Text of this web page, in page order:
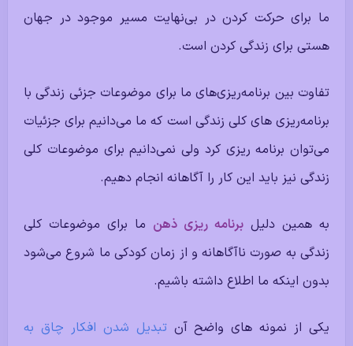
ما برای حرکت کردن در بی‌نهایت مسیر موجود در جهان
هستی برای زندگی کردن است.
تفاوت بین برنامه‌ریزی‌های ما برای موضوعات جزئی زندگی با
برنامه‌ریزی های کلی زندگی است که ما می‌دانیم برای جزئیات
می‌توان برنامه ریزی کرد ولی نمی‌دانیم برای موضوعات کلی
زندگی نیز باید این کار را آگاهانه انجام دهیم.
به همین دلیل برنامه ریزی ذهن ما برای موضوعات کلی
زندگی به صورت ناآگاهانه و از زمان کودکی ما شروع می‌شود
بدون اینکه ما اطلاع داشته باشیم.
یکی از نمونه های واضح آنتبدیل شدن افکار چاق به